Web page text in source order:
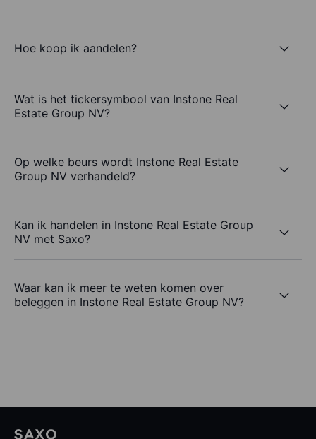
Hoe koop ik aandelen?
Wat is het tickersymbool van Instone Real
Estate Group NV?
Op welke beurs wordt Instone Real Estate
Group NV verhandeld?
Kan ik handelen in Instone Real Estate Group
NV met Saxo?
Waar kan ik meer te weten komen over
beleggen in Instone Real Estate Group NV?